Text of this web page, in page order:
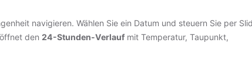
navigieren. Wählen Sie ein Datum und steuern Sie per
den 24-Stunden-Verlauf mit Temperatur, Taupunkt,